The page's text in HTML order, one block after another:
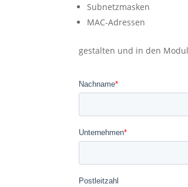
Subnetzmasken
MAC-Adressen
gestalten und in den